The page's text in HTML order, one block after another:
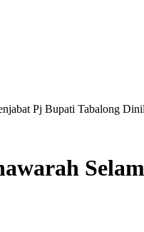
Pj Bupati Tabalong